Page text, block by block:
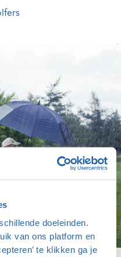
doeleinden.
van ons platform en
te klikken ga je